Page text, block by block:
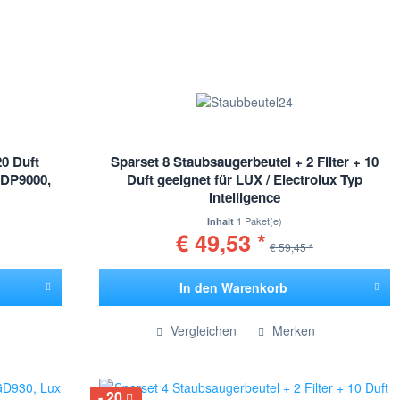
Duft
Sparset 8 Staubsaugerbeutel + 2 Filter + 10
Duft geeignet für LUX / Electrolux Typ
Intelligence
Inhalt 1 Paket(e)
€ 49,53 * € 59,45 *
In den Warenkorb
Vergleichen Merken